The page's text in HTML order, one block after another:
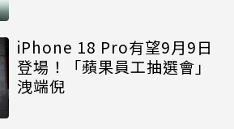
iPhone 18 Pro有望9月9日
登場！「蘋果員工抽選會」
洩端倪